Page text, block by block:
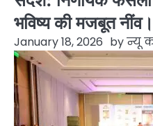
भविष्य की मजबूत नींव।
January 18, 2026 byन्यू